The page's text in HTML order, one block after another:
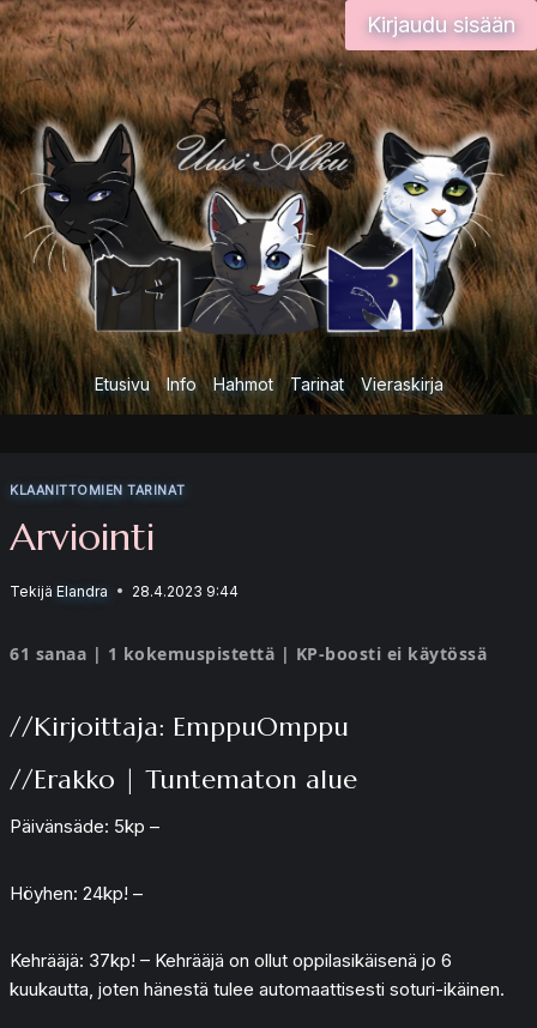
Siirry
sisältöön
Kirjaudu sisään
Etusivu Info Hahmot Tarinat Vieraskirja
KLAANITTOMIEN TARINAT
Arviointi
Tekijä Elandra 28.4.2023 9:44
61 sanaa | 1 kokemuspistettä | KP-boosti ei käytössä
//Kirjoittaja: EmppuOmppu
//Erakko | Tuntematon alue
Päivänsäde: 5kp –
Höyhen: 24kp! –
Kehrääjä: 37kp! – Kehrääjä on ollut oppilasikäisenä jo 6
kuukautta, joten hänestä tulee automaattisesti soturi-ikäinen.